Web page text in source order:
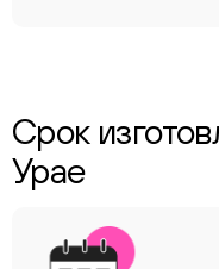
Срок
Урае